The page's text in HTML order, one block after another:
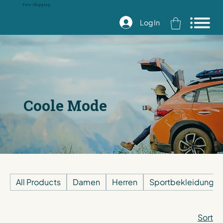
Free Shipping
Log In
Coole Mode
All Products Damen Herren Sportbekleidung
Sort